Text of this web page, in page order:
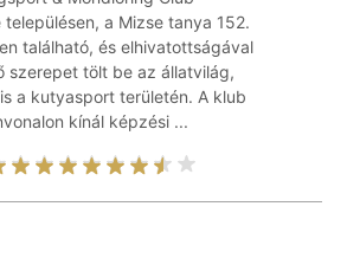
településen, a Mizse tanya 152.
található, és elhivatottságával
szerepet tölt be az állatvilág,
a kutyasport területén. A klub
kínál képzési ...